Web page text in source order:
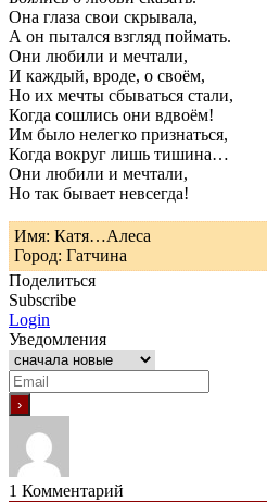
Она глаза свои скрывала,
А он пытался взгляд поймать.
Они любили и мечтали,
И каждый, вроде, о своём,
Но их мечты сбываться стали,
Когда сошлись они вдвоём!
Им было нелегко признаться,
Когда вокруг лишь тишина…
Они любили и мечтали,
Но так бывает невсегда!
Имя: Катя…Алеса
Город: Гатчина
Поделиться
Subscribe
Login
Уведомления
1 Комментарий